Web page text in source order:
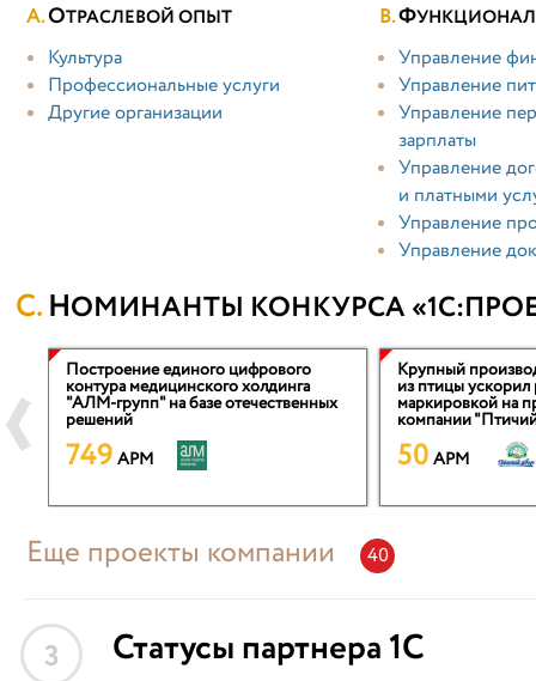
ОТРАСЛЕВОЙ ОПЫТ
Культура
Профессиональные услуги
Другие организации
Ф
Управление
Управление
Управление
зарплаты
Управление
и платными
Управление
Управление
НОМИНАНТЫ КОНКУРСА
Построение единого цифрового
контура медицинского холдинга
"АЛМ-групп" на базе отечественных
решений
749 APM
Крупный
из птицы ускорил
маркировкой на
компании
50 APM
Еще проекты компании 40
3 Статусы партнера 1С